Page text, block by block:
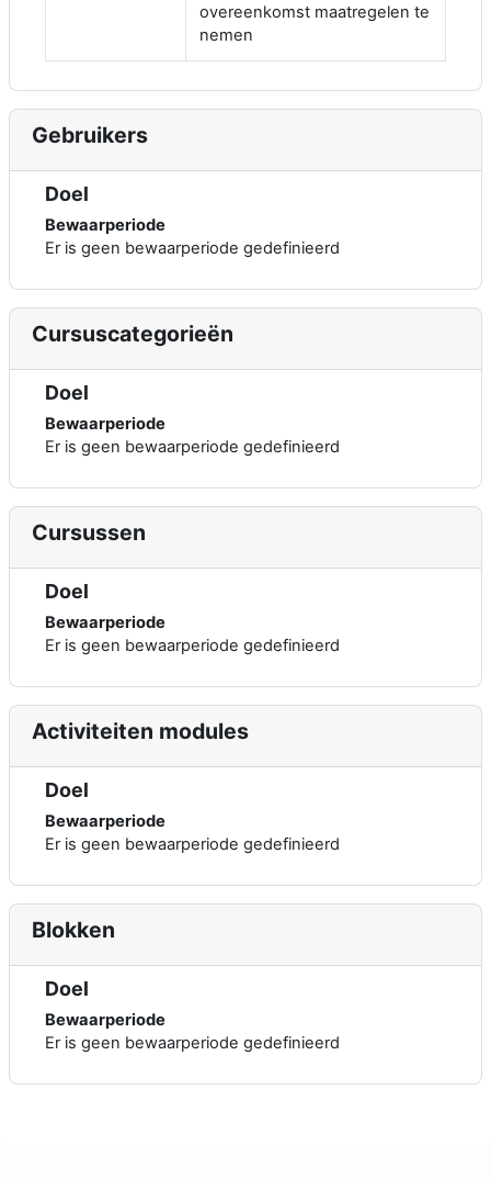
overeenkomst maatregelen te
nemen
Gebruikers
Doel
Bewaarperiode
Er is geen bewaarperiode gedefinieerd
Cursuscategorieën
Doel
Bewaarperiode
Er is geen bewaarperiode gedefinieerd
Cursussen
Doel
Bewaarperiode
Er is geen bewaarperiode gedefinieerd
Activiteiten modules
Doel
Bewaarperiode
Er is geen bewaarperiode gedefinieerd
Blokken
Doel
Bewaarperiode
Er is geen bewaarperiode gedefinieerd